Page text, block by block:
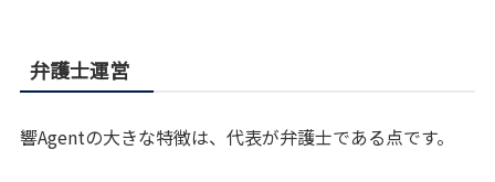
弁護士運営
響Agentの大きな特徴は、代表が弁護士である点です。